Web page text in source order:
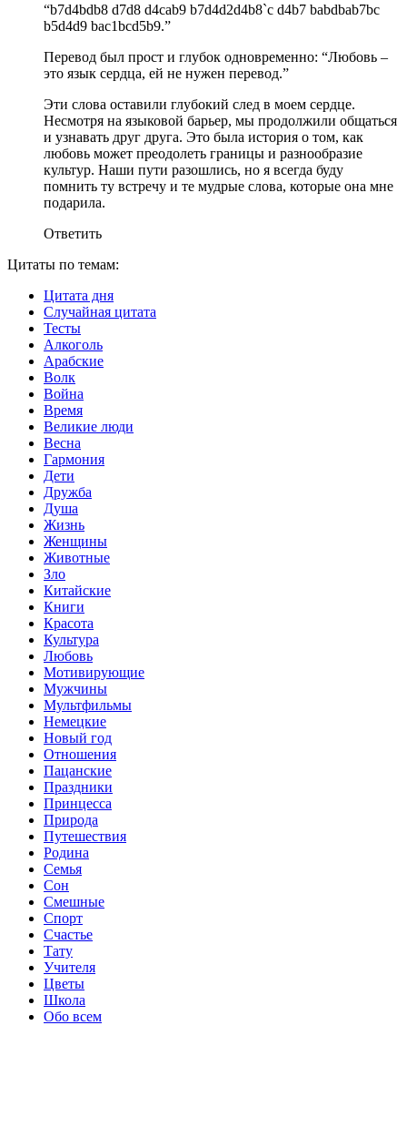
“b7d4bdb8 d7d8 d4cab9 b7d4d2d4b8`c d4b7 babdbab7bc
b5d4d9 bac1bcd5b9.”
Перевод был прост и глубок одновременно: “Любовь –
это язык сердца, ей не нужен перевод.”
Эти слова оставили глубокий след в моем сердце.
Несмотря на языковой барьер, мы продолжили общаться
и узнавать друг друга. Это была история о том, как
любовь может преодолеть границы и разнообразие
культур. Наши пути разошлись, но я всегда буду
помнить ту встречу и те мудрые слова, которые она мне
подарила.
Ответить
Цитаты по темам:
Цитата дня
Случайная цитата
Тесты
Алкоголь
Арабские
Волк
Война
Время
Великие люди
Весна
Гармония
Дети
Дружба
Душа
Жизнь
Женщины
Животные
Зло
Китайские
Книги
Красота
Культура
Любовь
Мотивирующие
Мужчины
Мультфильмы
Немецкие
Новый год
Отношения
Пацанские
Праздники
Принцесса
Природа
Путешествия
Родина
Семья
Сон
Смешные
Спорт
Счастье
Тату
Учителя
Цветы
Школа
Обо всем